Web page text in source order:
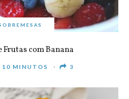
Frutas com Banana
10 MINUTOS 3